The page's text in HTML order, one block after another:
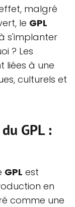
malgré
le GPL
s'implanter
? Les
liées à une
culturels et
GPL :
GPL est
en
comme une